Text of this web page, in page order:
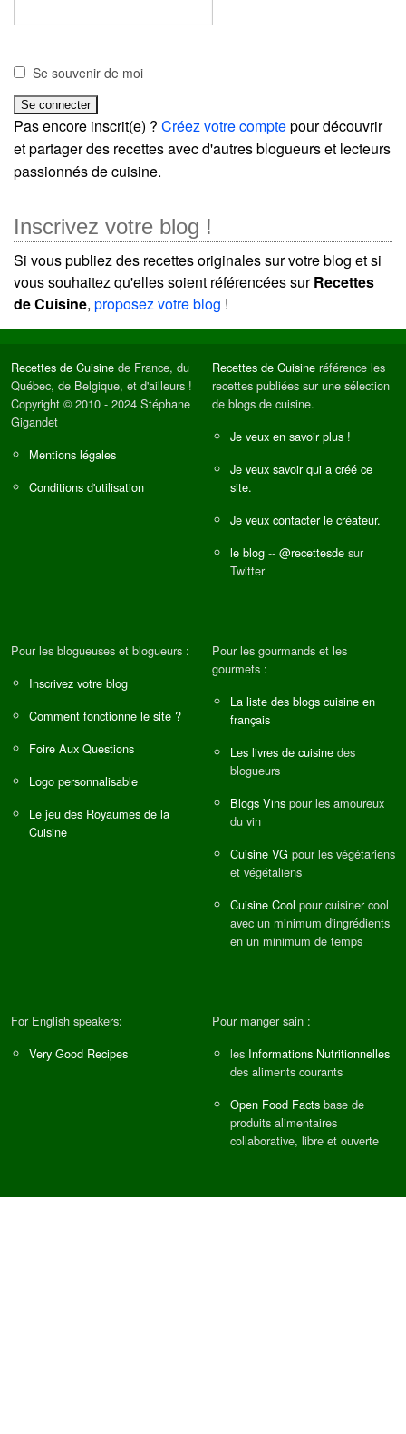
Se souvenir de moi
Pas encore inscrit(e) ? Créez votre comptepour découvrir
et partager des recettes avec d'autres blogueurs et lecteurs
passionnés de cuisine.
Inscrivez votre blog !
Si vous publiez des recettes originales sur votre blog et si
vous souhaitez qu'elles soient référencées surRecettes
de Cuisine, proposez votre blog !
Recettes de Cuisine de France, du
Québec, de Belgique, et d'ailleurs !
Copyright © 2010 - 2024 Stéphane
Gigandet
Mentions légales
Conditions d'utilisation
Recettes de Cuisine référence les
recettes publiées sur une sélection
de blogs de cuisine.
Je veux en savoir plus !
Je veux savoir qui a créé ce
site.
Je veux contacter le créateur.
le blog -- @recettesde sur
Twitter
Pour les blogueuses et blogueurs :
Inscrivez votre blog
Comment fonctionne le site ?
Foire Aux Questions
Logo personnalisable
Le jeu des Royaumes de la
Cuisine
Pour les gourmands et les
gourmets :
La liste des blogs cuisine en
français
Les livres de cuisine des
blogueurs
Blogs Vins pour les amoureux
du vin
Cuisine VG pour les végétariens
et végétaliens
Cuisine Cool pour cuisiner cool
avec un minimum d'ingrédients
en un minimum de temps
For English speakers:
Very Good Recipes
Pour manger sain :
les Informations Nutritionnelles
des aliments courants
Open Food Facts base de
produits alimentaires
collaborative, libre et ouverte